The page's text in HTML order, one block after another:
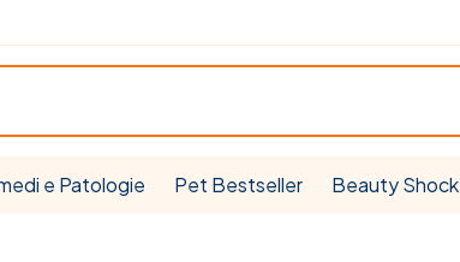
e Patologie Pet Bestseller Beauty Shock